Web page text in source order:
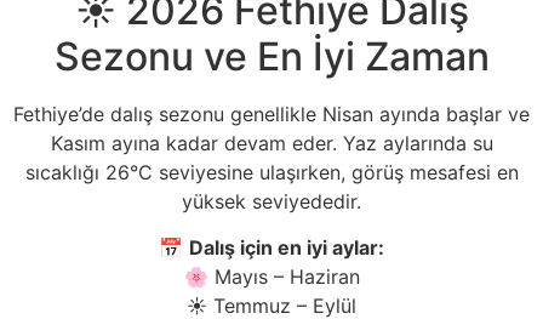
☀️ 2026 Fethiye Dalış
Sezonu ve En İyi Zaman
Fethiye’de dalış sezonu genellikle Nisan ayında başlar ve
Kasım ayına kadar devam eder. Yaz aylarında su
sıcaklığı 26°C seviyesine ulaşırken, görüş mesafesi en
yüksek seviyededir.
📅 Dalış için en iyi aylar:
🌸 Mayıs – Haziran
☀️ Temmuz – Eylül